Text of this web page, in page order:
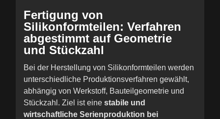
Fertigung von
Silikonformteilen: Verfahren
abgestimmt auf Geometrie
und Stückzahl
Bei der Herstellung von Silikonformteilen werden
unterschiedliche Produktionsverfahren gewählt,
abhängig von Werkstoff, Bauteilgeometrie und
Stückzahl. Ziel ist eine stabile und
wirtschaftliche Serienproduktion bei